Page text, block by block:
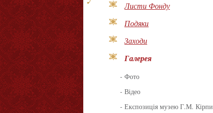
Листи Фонду
Подяки
Заходи
Галерея
- Фото
- Відео
- Експозиція музею Г.М. Кірпи